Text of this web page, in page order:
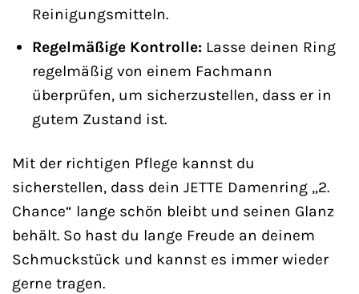
Reinigungsmitteln.
Regelmäßige Kontrolle:Lasse deinen Ring
regelmäßig von einem Fachmann
überprüfen, um sicherzustellen, dass er in
gutem Zustand ist.
Mit der richtigen Pflege kannst du
sicherstellen, dass dein JETTE Damenring „2.
Chance“ lange schön bleibt und seinen Glanz
behält. So hast du lange Freude an deinem
Schmuckstück und kannst es immer wieder
gerne tragen.